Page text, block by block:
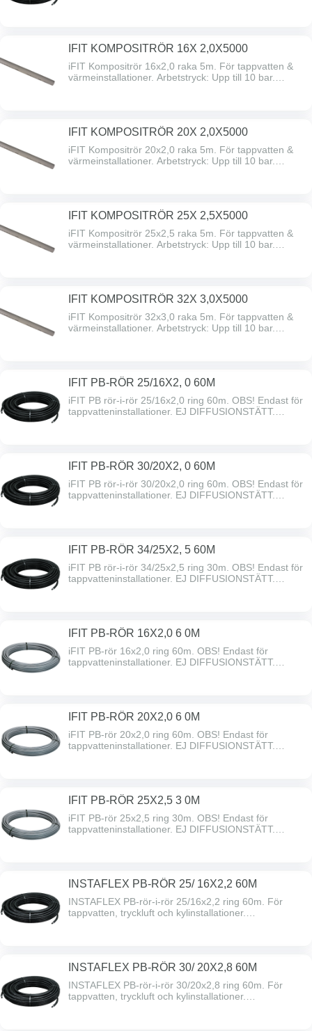
IFIT KOMPOSITRÖR 16X 2,0X5000
iFIT Kompositrör 16x2,0 raka 5m. För tappvatten &
värmeinstallationer. Arbetstryck: Upp till 10 bar.
IFIT KOMPOSITRÖR 20X 2,0X5000
iFIT Kompositrör 20x2,0 raka 5m. För tappvatten &
värmeinstallationer. Arbetstryck: Upp till 10 bar.
IFIT KOMPOSITRÖR 25X 2,5X5000
iFIT Kompositrör 25x2,5 raka 5m. För tappvatten &
värmeinstallationer. Arbetstryck: Upp till 10 bar.
IFIT KOMPOSITRÖR 32X 3,0X5000
iFIT Kompositrör 32x3,0 raka 5m. För tappvatten &
värmeinstallationer. Arbetstryck: Upp till 10 bar.
IFIT PB-RÖR 25/16X2, 0 60M
iFIT PB rör-i-rör 25/16x2,0 ring 60m. OBS! Endast för
tappvatteninstallationer. EJ DIFFUSIONSTÄTT.
IFIT PB-RÖR 30/20X2, 0 60M
iFIT PB rör-i-rör 30/20x2,0 ring 60m. OBS! Endast för
tappvatteninstallationer. EJ DIFFUSIONSTÄTT.
IFIT PB-RÖR 34/25X2, 5 60M
iFIT PB rör-i-rör 34/25x2,5 ring 30m. OBS! Endast för
tappvatteninstallationer. EJ DIFFUSIONSTÄTT.
IFIT PB-RÖR 16X2,0 6 0M
iFIT PB-rör 16x2,0 ring 60m. OBS! Endast för
tappvatteninstallationer. EJ DIFFUSIONSTÄTT.
IFIT PB-RÖR 20X2,0 6 0M
iFIT PB-rör 20x2,0 ring 60m. OBS! Endast för
tappvatteninstallationer. EJ DIFFUSIONSTÄTT.
IFIT PB-RÖR 25X2,5 3 0M
iFIT PB-rör 25x2,5 ring 30m. OBS! Endast för
tappvatteninstallationer. EJ DIFFUSIONSTÄTT.
INSTAFLEX PB-RÖR 25/ 16X2,2 60M
INSTAFLEX PB-rör-i-rör 25/16x2,2 ring 60m. För
tappvatten, tryckluft och kylinstallationer.
INSTAFLEX PB-RÖR 30/ 20X2,8 60M
INSTAFLEX PB-rör-i-rör 30/20x2,8 ring 60m. För
tappvatten, tryckluft och kylinstallationer.